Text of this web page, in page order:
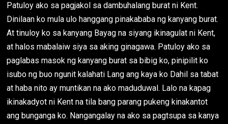
Patuloy ako sa pagjakol sa dambuhalang burat ni Kent.
Dinilaan ko mula ulo hanggang pinakababa ng kanyang burat.
At tinuloy ko sa kanyang Bayag na siyang ikinagulat ni Kent,
at halos mabalaiw siya sa aking ginagawa. Patuloy ako sa
paglabas masok ng kanyang burat sa bibig ko, pinipilit ko
isubo ng buo ngunit kalahati Lang ang kaya ko Dahil sa tabat
at haba nito ay muntikan na ako maduduwal. Lalo na kapag
ikinakadyot ni Kent na tila bang parang pukeng kinakantot
ang bunganga ko. Nangangalay na ako sa pagtsupa sa kanya